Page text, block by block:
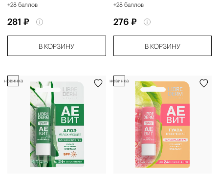
+28 баллов
281 ₽
В КОРЗИНУ
+28 баллов
276 ₽
В КОРЗИНУ
новинка новинка